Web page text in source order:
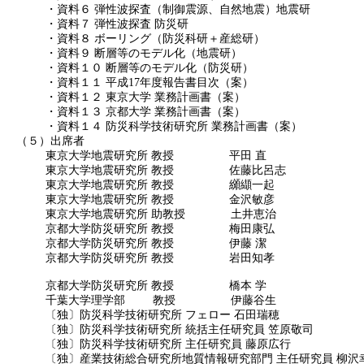
・資料６ 弾性波探査（制御震源、自然地震）地震研
・資料７ 弾性波探査 防災研
・資料８ ボーリング（防災科研＋産総研）
・資料９ 断層等のモデル化（地震研）
・資料１０ 断層等のモデル化（防災研）
・資料１１ 平成17年度報告書目次（案）
・資料１２ 東京大学 業務計画書（案）
・資料１３ 京都大学 業務計画書（案）
・資料１４ 防災科学技術研究所 業務計画書（案）
（５）出席者
東京大学地震研究所 教授 平田 直
東京大学地震研究所 教授
佐藤比呂志
東京大学地震研究所 教授
纐纈一起
東京大学地震研究所 教授
金沢敏彦
東京大学地震研究所 助教授
土井恵治
京都大学防災研究所 教授
梅田康弘
京都大学防災研究所 教授 伊藤 潔
京都大学防災研究所 教授 岩田知孝
京都大学防災研究所 教授 橋本 学
千葉大学理学部
教授
伊藤谷生
〔独〕防災科学技術研究所 フェロー 石田瑞穂
〔独〕防災科学技術研究所 統括主任研究員 笠原敬司
〔独〕防災科学技術研究所 主任研究員 藤原広行
〔独〕産業技術総合研究所地質情報研究部門 主任研究員 柳沢